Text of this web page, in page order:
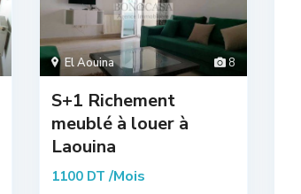
8
El Aouina
S+1 Richement
meublé à louer à
Laouina
1100 DT/Mois